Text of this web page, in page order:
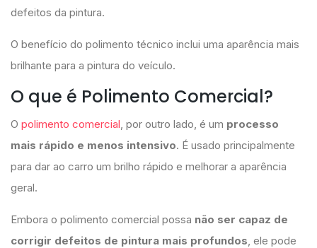
defeitos da pintura.
O benefício do polimento técnico inclui uma aparência mais
brilhante para a pintura do veículo.
O que é Polimento Comercial?
O polimento comercial , por outro lado, é um processo
mais rápido e menos intensivo. É usado principalmente
para dar ao carro um brilho rápido e melhorar a aparência
geral.
Embora o polimento comercial possa não ser capaz de
corrigir defeitos de pintura mais profundos , ele pode